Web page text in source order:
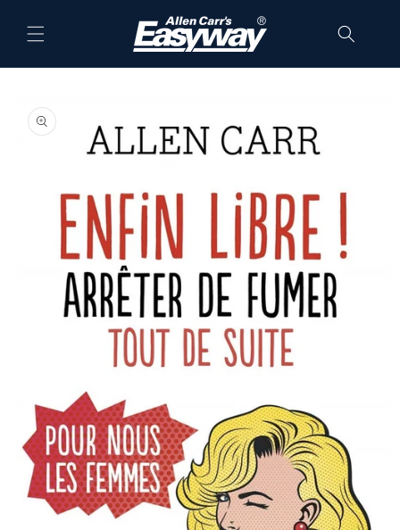
content
product
information